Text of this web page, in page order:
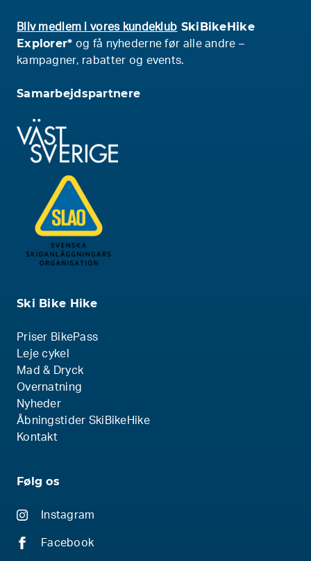
Bliv medlem i vores kundeklub SkiBikeHike
Explorer* og få nyhederne før alle andre –
kampagner, rabatter og events.
Samarbejdspartnere
Ski Bike Hike
Priser BikePass
Leje cykel
Mad & Dryck
Overnatning
Nyheder
Åbningstider SkiBikeHike
Kontakt
Følg os
Instagram
Facebook